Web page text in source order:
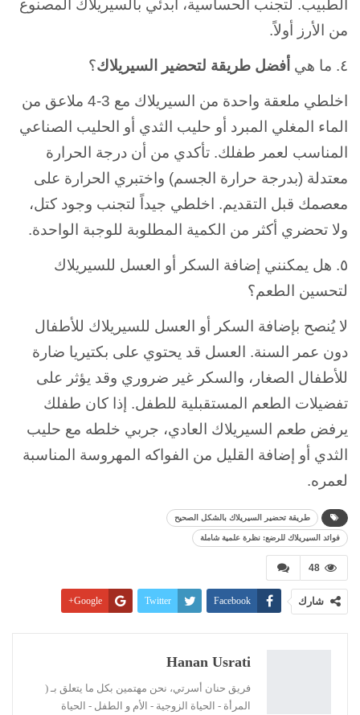
الطبيب. لتجنب الحساسية، ابدئي بالسيريلاك المصنوع
من الأرز أولاً.
٤. ما هي أفضل طريقة لتحضير السيريلاك؟
اخلطي ملعقة واحدة من السيريلاك مع 3-4 ملاعق من
الماء المغلي المبرد أو حليب الثدي أو الحليب الصناعي
المناسب لعمر طفلك. تأكدي من أن درجة الحرارة
معتدلة (بدرجة حرارة الجسم) واختبري الحرارة على
معصمك قبل التقديم. اخلطي جيداً لتجنب وجود كتل،
ولا تحضري أكثر من الكمية المطلوبة للوجبة الواحدة.
٥. هل يمكنني إضافة السكر أو العسل للسيريلاك
لتحسين الطعم؟
لا يُنصح بإضافة السكر أو العسل للسيريلاك للأطفال
دون عمر السنة. العسل قد يحتوي على بكتيريا ضارة
للأطفال الصغار، والسكر غير ضروري وقد يؤثر على
تفضيلات الطعم المستقبلية للطفل. إذا كان طفلك
يرفض طعم السيريلاك العادي، جربي خلطه مع حليب
الثدي أو إضافة القليل من الفواكه المهروسة المناسبة
لعمره.
طريقة تحضير السيريلاك بالشكل الصحيح
فوائد السيريلاك للرضع: نظرة علمية شاملة
48
شارك Facebook
Twitter
Google+
Linkedin
Hanan Usrati
فريق حنان أسرتي، نحن مهتمين بكل ما يتعلق بـ (
المرأة - الحياة الزوجية - الأم و الطفل - الحياة